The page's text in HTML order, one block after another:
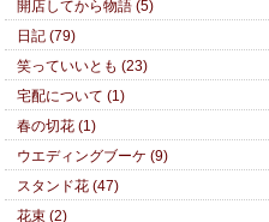
開店してから物語 (5)
日記 (79)
笑っていいとも (23)
宅配について (1)
春の切花 (1)
ウエディングブーケ (9)
スタンド花 (47)
花束 (2)